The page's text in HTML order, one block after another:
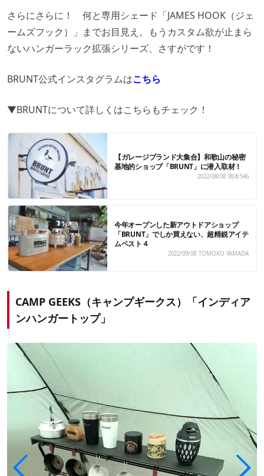
さらにさらに！ 何と専用シェード「JAMES HOOK（ジェ
ームズフック）」までお目見え。もうカスタム欲が止まら
ないハンガーラック拡張シリーズ、さすがです！
BRUNT公式インスタグラムはこちら
▼BRUNTについて詳しくはこちらもチェック！
【ガレージブランド大集合】和歌山の秘密
基地的ショップ「BRUNT」に潜入取材！
2022/08/08 岡本546
今年オープンした新アウトドアショップ
「BRUNT」でしか買えない、超精鋭アイテ
ムベスト４
2022/09/08 TOMOKO YAMADA
CAMP GEEKS（キャンプギークス）「インディア
ンハンガートップ」